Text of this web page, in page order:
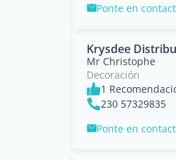
Ponte en
Krysdee
Mr Christophe
Decoración
1
230 57329835
Ponte en